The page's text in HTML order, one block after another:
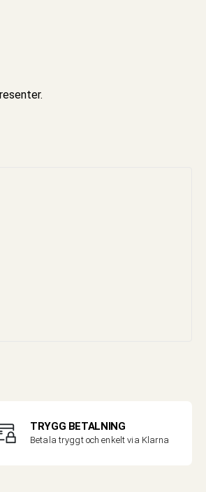
TRYGG BETALNING
Betala tryggt och enkelt via Klarna